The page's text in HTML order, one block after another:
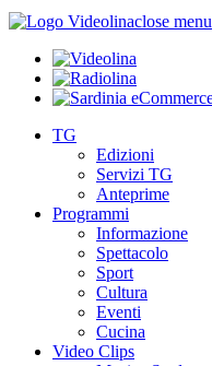
close menu
TG
Edizioni
Servizi TG
Anteprime
Programmi
Informazione
Spettacolo
Sport
Cultura
Eventi
Cucina
Video Clips